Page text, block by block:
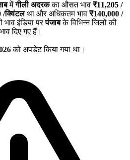
मेंगीली अदरकका औसत भाव ₹11,205 /
/क्विंटलथा और अधिकतम भाव ₹140,000 /
भाव इंडिया परपंजाबके विभिन्न जिलों की
दिए गए हैं।
को अपडेट किया गया था।